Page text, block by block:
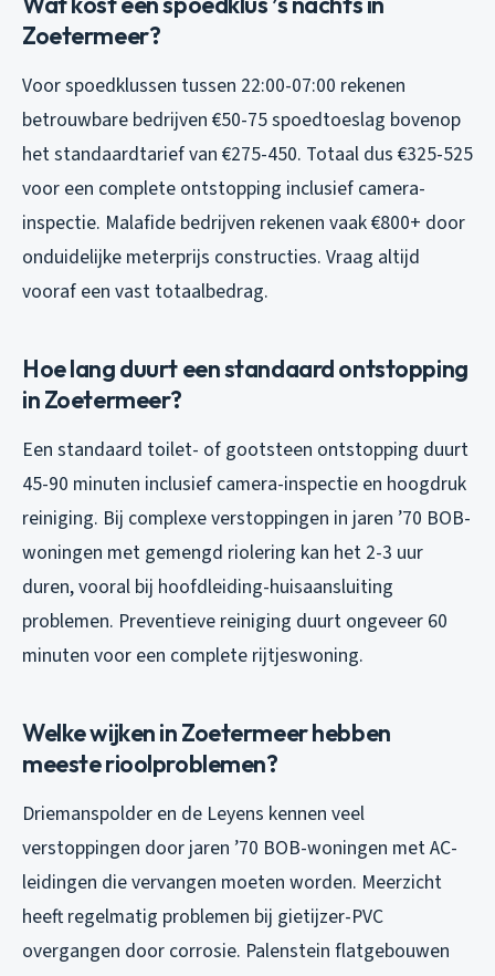
Zoetermeer?
Voor spoedklussen tussen 22:00-07:00 rekenen
betrouwbare bedrijven €50-75 spoedtoeslag bovenop
het standaardtarief van €275-450. Totaal dus €325-525
voor een complete ontstopping inclusief camera-
inspectie. Malafide bedrijven rekenen vaak €800+ door
onduidelijke meterprijs constructies. Vraag altijd
vooraf een vast totaalbedrag.
Hoe lang duurt een standaard ontstopping
in Zoetermeer?
Een standaard toilet- of gootsteen ontstopping duurt
45-90 minuten inclusief camera-inspectie en hoogdruk
reiniging. Bij complexe verstoppingen in jaren ’70 BOB-
woningen met gemengd riolering kan het 2-3 uur
duren, vooral bij hoofdleiding-huisaansluiting
problemen. Preventieve reiniging duurt ongeveer 60
minuten voor een complete rijtjeswoning.
Welke wijken in Zoetermeer hebben
meeste rioolproblemen?
Driemanspolder en de Leyens kennen veel
verstoppingen door jaren ’70 BOB-woningen met AC-
leidingen die vervangen moeten worden. Meerzicht
heeft regelmatig problemen bij gietijzer-PVC
overgangen door corrosie. Palenstein flatgebouwen